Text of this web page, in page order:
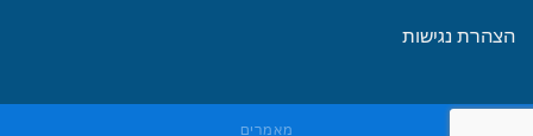
הצהרת נגישות
מאמרים